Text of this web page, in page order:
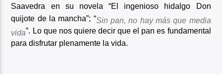
Saavedra en su novela “El ingenioso hidalgo Don
quijote de la mancha”; “Sin pan, no hay más que media
vida”. Lo que nos quiere decir que el pan es fundamental
para disfrutar plenamente la vida.